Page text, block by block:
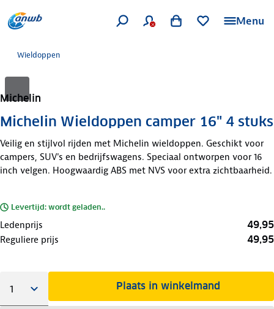
Menu
Wieldoppen
Michelin
Michelin Wieldoppen camper 16" 4 stuks
Veilig en stijlvol rijden met Michelin wieldoppen. Geschikt voor
campers, SUV's en bedrijfswagens. Speciaal ontworpen voor 16
inch velgen. Hoogwaardig ABS met NVS voor extra zichtbaarheid.
Levertijd: wordt geladen..
Ledenprijs 49,95
Reguliere prijs 49,95
Plaats in winkelmand